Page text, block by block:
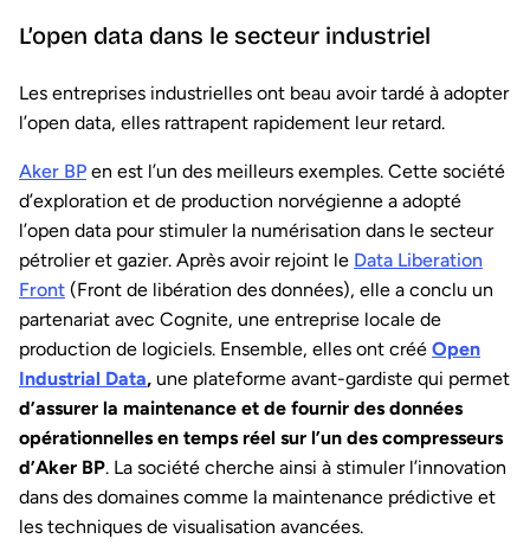
L’open data dans le secteur industriel
Les entreprises industrielles ont beau avoir tardé à adopter
l’open data, elles rattrapent rapidement leur retard.
Aker BP en est l’un des meilleurs exemples. Cette société
d’exploration et de production norvégienne a adopté
l’open data pour stimuler la numérisation dans le secteur
pétrolier et gazier. Après avoir rejoint le Data Liberation
Front (Front de libération des données), elle a conclu un
partenariat avec Cognite, une entreprise locale de
production de logiciels. Ensemble, elles ont créé Open
Industrial Data, une plateforme avant-gardiste qui permet
d’assurer la maintenance et de fournir des données
opérationnelles en temps réel sur l’un des compresseurs
d’Aker BP. La société cherche ainsi à stimuler l’innovation
dans des domaines comme la maintenance prédictive et
les techniques de visualisation avancées.